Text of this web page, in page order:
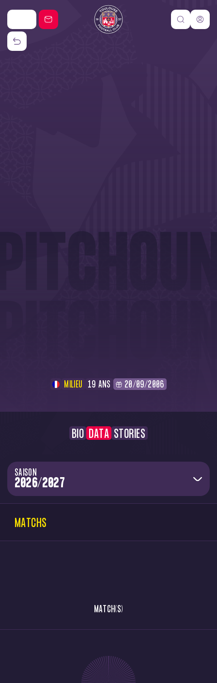
MILIEU 19 ANS 20/09/2006
BIO DATA STORIES
SAISON
MATCHS
MATCH(S)